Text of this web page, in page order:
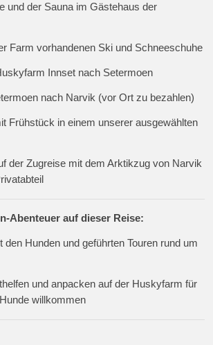
und der Sauna im Gästehaus der
Farm vorhandenen Ski und Schneeschuhe
Innset nach Setermoen
nach Narvik (vor Ort zu bezahlen)
Frühstück in einem unserer ausgewählten
der Zugreise mit dem Arktikzug von Narvik
Abenteuer auf dieser Reise:
den Hunden und geführten Touren rund um
und anpacken auf der Huskyfarm für
willkommen